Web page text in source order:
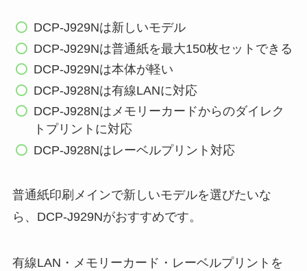
DCP-J929Nは新しいモデル
DCP-J929Nは普通紙を最大150枚セットできる
DCP-J929Nは本体が軽い
DCP-J928Nは有線LANに対応
DCP-J928Nはメモリーカードからのダイレク
トプリントに対応
DCP-J928Nはレーベルプリント対応
普通紙印刷メインで新しいモデルを選びたいな
ら、DCP-J929Nがおすすめです。
有線LAN・メモリーカード・レーベルプリントを